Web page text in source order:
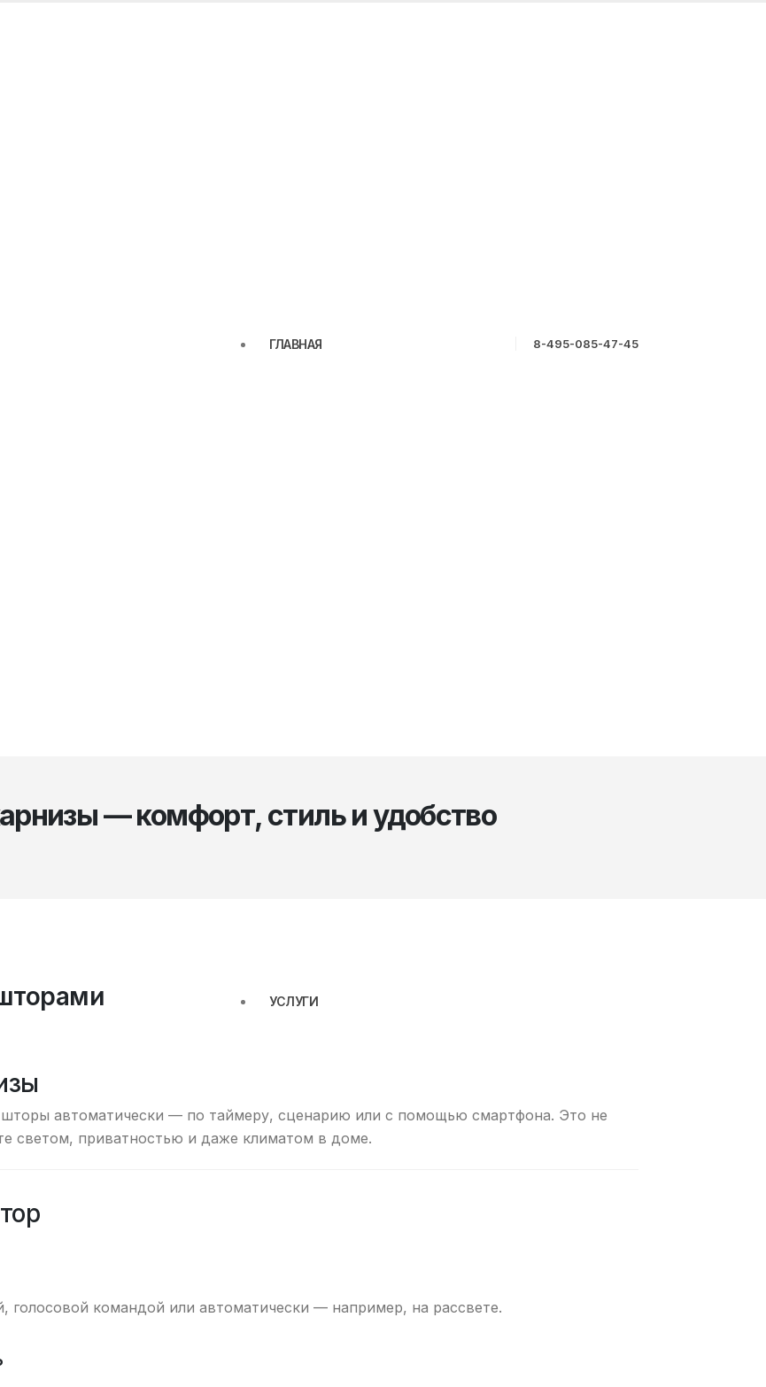
ГЛАВНАЯ
УСЛУГИ
8-495-085-47-45
— комфорт, стиль и удобство
автоматически — по таймеру, сценарию или с помощью смартфона. Это не
светом, приватностью и даже климатом в доме.
командой или автоматически — например, на рассвете.